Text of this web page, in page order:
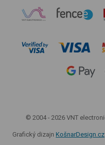
© 2004 - 2026 VNT
Grafický dizajn KošnarDesign.cz